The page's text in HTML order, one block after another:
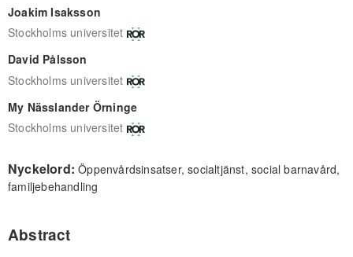
Joakim Isaksson
Stockholms universitet
David Pålsson
Stockholms universitet
My Nässlander Örninge
Stockholms universitet
Nyckelord:Öppenvårdsinsatser, socialtjänst, social barnavård,
familjebehandling
Abstract